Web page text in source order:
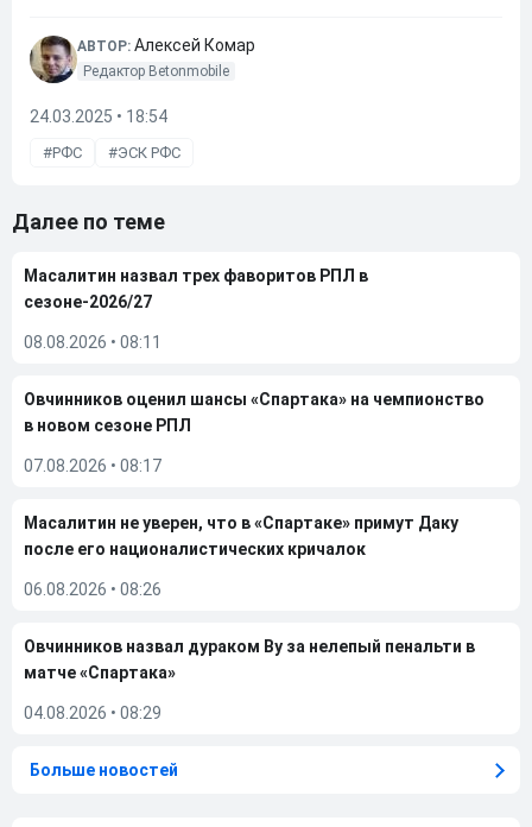
АВТОР: Алексей Комар
Редактор Betonmobile
24.03.2025 • 18:54
РФС ЭСК РФС
Далее по теме
Масалитин назвал трех фаворитов РПЛ в
сезоне-2026/27
08.08.2026 • 08:11
Овчинников оценил шансы «Спартака» на чемпионство
в новом сезоне РПЛ
07.08.2026 • 08:17
Масалитин не уверен, что в «Спартаке» примут Даку
после его националистических кричалок
06.08.2026 • 08:26
Овчинников назвал дураком Ву за нелепый пенальти в
матче «Спартака»
04.08.2026 • 08:29
Больше новостей